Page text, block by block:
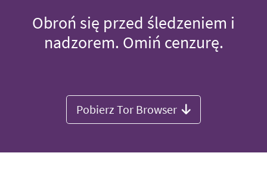
Obroń się przed śledzeniem i
nadzorem. Omiń cenzurę.
Pobierz Tor Browser